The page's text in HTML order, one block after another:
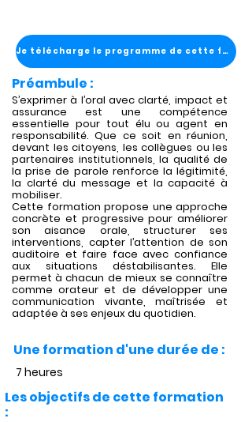
Je télécharge le programme de cette formation
Préambule :
S’exprimer à l’oral avec clarté, impact et
assurance est une compétence
essentielle pour tout élu ou agent en
responsabilité. Que ce soit en réunion,
devant les citoyens, les collègues ou les
partenaires institutionnels, la qualité de
la prise de parole renforce la légitimité,
la clarté du message et la capacité à
mobiliser.
Cette formation propose une approche
concrète et progressive pour améliorer
son aisance orale, structurer ses
interventions, capter l’attention de son
auditoire et faire face avec confiance
aux situations déstabilisantes. Elle
permet à chacun de mieux se connaître
comme orateur et de développer une
communication vivante, maîtrisée et
adaptée à ses enjeux du quotidien.
Une formation d'une durée de :
7 heures
Les objectifs de cette formation
: